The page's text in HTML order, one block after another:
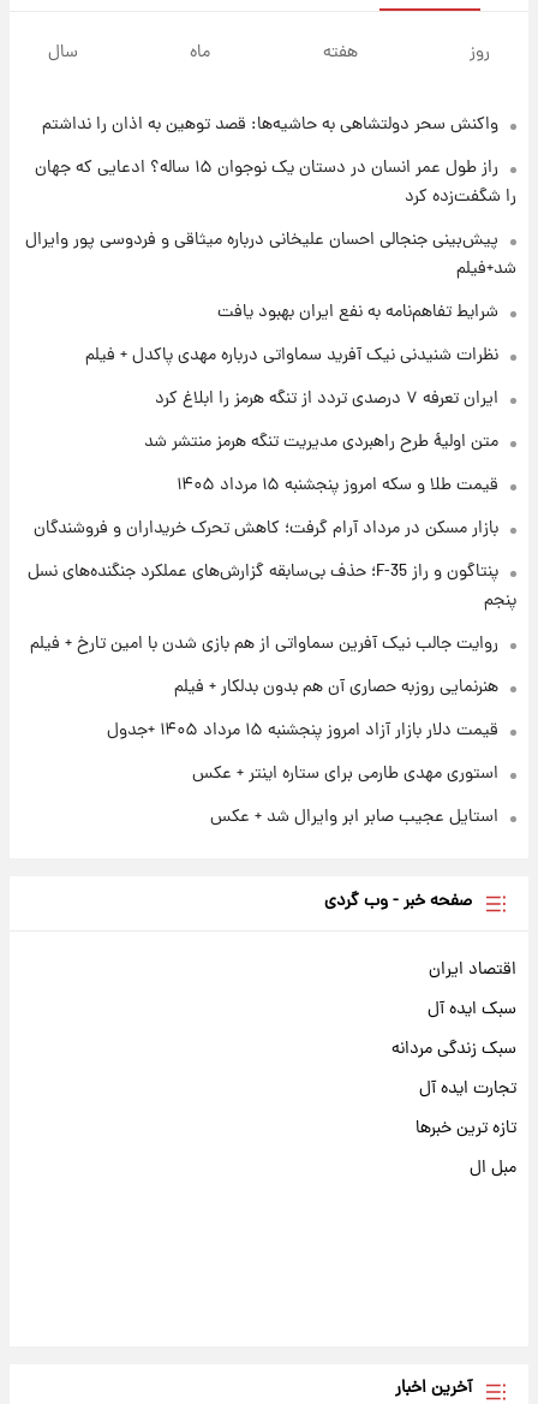
شاهین، کوییک، اطلس، سهند و ساینا با اقساط
۱ روز پیش
قیمت سکه و طلا فردا
۱ روز پیش
۱ روز پیش
فال روزانه واقعی پنجشنبه ۱۵ مرداد ۱۴۰۵
۱ روز پیش
روز هفته ماه سال
واکنش سحر دولتشاهی به حاشیه‌ها: قصد توهین به اذان را نداشتم
راز طول عمر انسان در دستان یک نوجوان ۱۵ ساله؟ ادعایی که جهان
را شگفت‌زده کرد
پیش‌بینی جنجالی احسان علیخانی درباره میثاقی و فردوسی پور وایرال
شد+فیلم
شرایط تفاهم‌نامه به نفع ایران بهبود یافت
نظرات شنیدنی نیک آفرید سماواتی درباره مهدی پاکدل + فیلم
ایران تعرفه ۷ درصدی تردد از تنگه هرمز را ابلاغ کرد
متن اولیۀ طرح راهبردی مدیریت تنگه هرمز منتشر شد
قیمت طلا و سکه امروز پنجشنبه ۱۵ مرداد ۱۴۰۵
بازار مسکن در مرداد آرام گرفت؛ کاهش تحرک خریداران و فروشندگان
پنتاگون و راز F-35؛ حذف بی‌سابقه گزارش‌های عملکرد جنگنده‌های نسل
پنجم
روایت جالب نیک آفرین سماواتی از هم بازی شدن با امین تارخ + فیلم
هنرنمایی روزبه حصاری آن هم بدون بدلکار + فیلم
قیمت دلار بازار آزاد امروز پنجشنبه ۱۵ مرداد ۱۴۰۵ +جدول
استوری مهدی طارمی برای ستاره اینتر + عکس
استایل عجیب صابر ابر وایرال شد + عکس
صفحه خبر - وب گردی
اقتصاد ایران
سبک ایده آل
سبک زندگی مردانه
تجارت ایده آل
تازه ترین خبرها
مبل ال
آخرین اخبار